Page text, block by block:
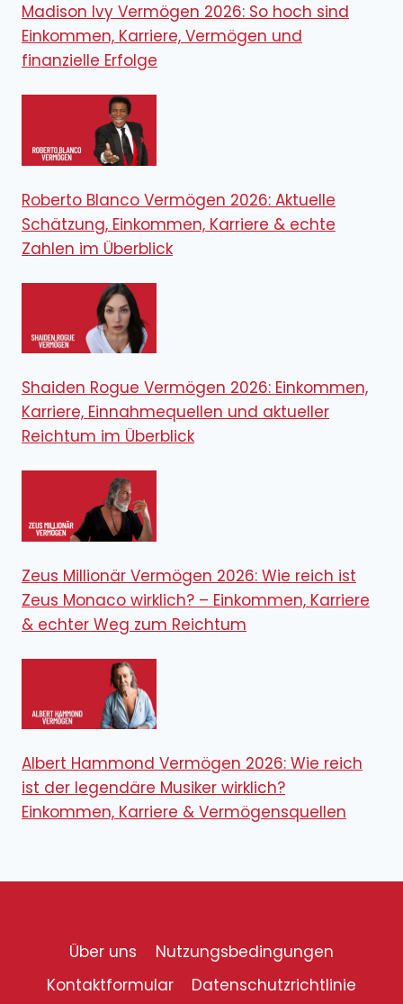
Madison Ivy Vermögen 2026: So hoch sind
Einkommen, Karriere, Vermögen und
finanzielle Erfolge
Roberto Blanco Vermögen 2026: Aktuelle
Schätzung, Einkommen, Karriere & echte
Zahlen im Überblick
Shaiden Rogue Vermögen 2026: Einkommen,
Karriere, Einnahmequellen und aktueller
Reichtum im Überblick
Zeus Millionär Vermögen 2026: Wie reich ist
Zeus Monaco wirklich? – Einkommen, Karriere
& echter Weg zum Reichtum
Albert Hammond Vermögen 2026: Wie reich
ist der legendäre Musiker wirklich?
Einkommen, Karriere & Vermögensquellen
Über uns
Nutzungsbedingungen
Kontaktformular
Datenschutzrichtlinie